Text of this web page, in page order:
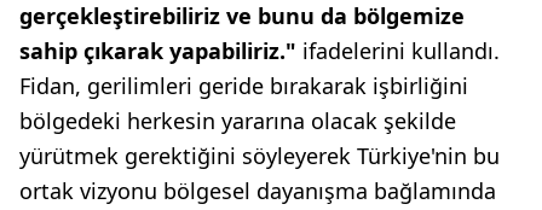
gerçekleştirebiliriz ve bunu da bölgemize
sahip çıkarak yapabiliriz." ifadelerini kullandı.
Fidan, gerilimleri geride bırakarak işbirliğini
bölgedeki herkesin yararına olacak şekilde
yürütmek gerektiğini söyleyerek Türkiye'nin bu
ortak vizyonu bölgesel dayanışma bağlamında